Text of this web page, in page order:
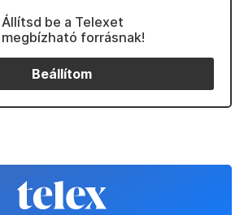
Állítsd be a Telexet
megbízható forrásnak!
Beállítom